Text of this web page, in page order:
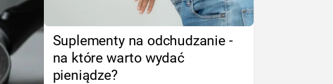
Suplementy na odchudzanie -
na które warto wydać
pieniądze?